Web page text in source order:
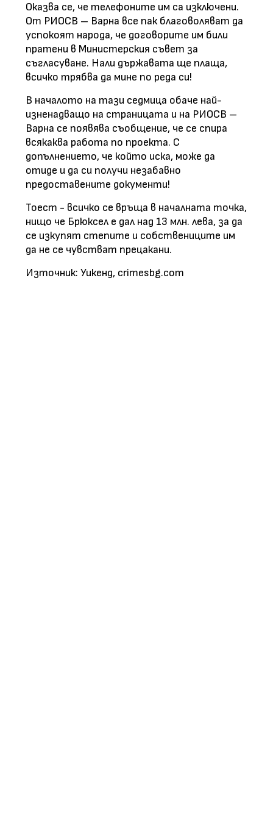
Оказва се, че телефоните им са изключени.
От РИОСВ – Варна все пак благоволяват да
успокоят народа, че договорите им били
пратени в Министерския съвет за
съгласуване. Нали държавата ще плаща,
всичко трябва да мине по реда си!
В началото на тази седмица обаче най-
изненадващо на страницата и на РИОСВ –
Варна се появява съобщение, че се спира
всякаква работа по проекта. С
допълнението, че който иска, може да
отиде и да си получи незабавно
предоставените документи!
Тоест - всичко се връща в началната точка,
нищо че Брюксел е дал над 13 млн. лева, за да
се изкупят степите и собствениците им
да не се чувстват прецакани.
Източник: Уикенд, crimesbg.com